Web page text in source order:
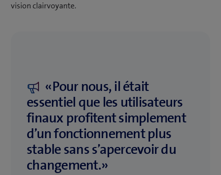
vision clairvoyante.
«Pour nous, il était
essentiel que les utilisateurs
finaux profitent simplement
d’un fonctionnement plus
stable sans s’apercevoir du
changement.»